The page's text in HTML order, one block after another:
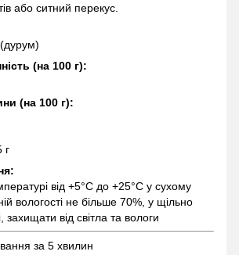
або ситний перекус.
(на 100 г):
(на 100 г):
г
від +5°C до +25°C у сухому
вологості не більше 70%, у щільно
захищати від світла та вологи
за 5 хвилин